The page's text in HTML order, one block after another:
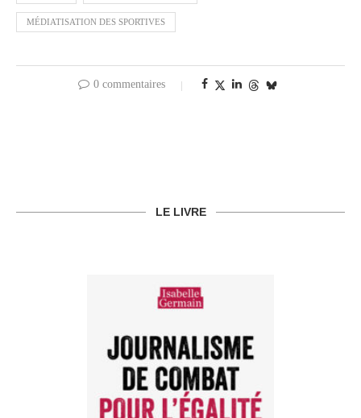
MÉDIATISATION DES SPORTIVES
0 commentaires
LE LIVRE